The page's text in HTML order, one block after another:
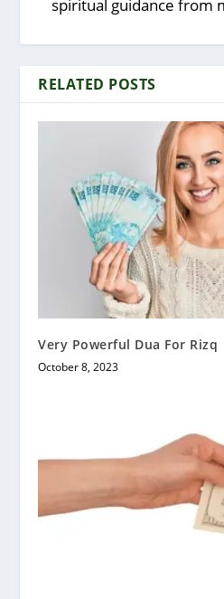
spiritual guidance from
RELATED POSTS
Very Powerful Dua For Rizq
October 8, 2023